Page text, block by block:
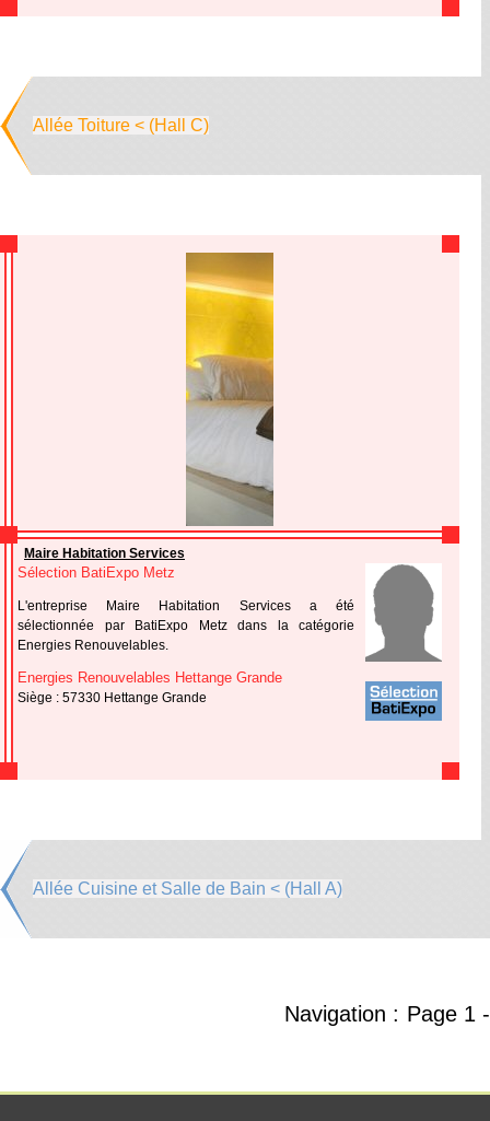
Allée Toiture < (Hall C)
Maire Habitation Services
Sélection BatiExpo Metz
L'entreprise Maire Habitation Services a été
sélectionnée par BatiExpo Metz dans la catégorie
Energies Renouvelables.
Energies Renouvelables Hettange Grande
Siège : 57330 Hettange Grande
Allée Cuisine et Salle de Bain < (Hall A)
Navigation : Page 1